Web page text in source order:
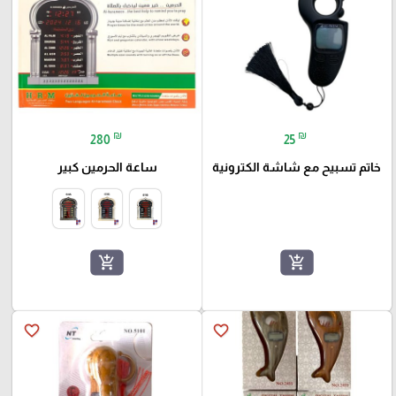
25 ₪
خاتم تسبيح مع شاشة الكترونية
add_shopping_cart
280 ₪
ساعة الحرمين كبير
add_shopping_cart
favorite_border
favorite_border